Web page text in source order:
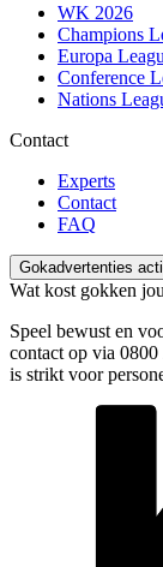
WK 2026
Champions
Europa
Conference
Nations
Contact
Experts
Contact
FAQ
Gokadvertenties
Wat kost gokken
Speel bewust en
contact op via 0800
is strikt voor